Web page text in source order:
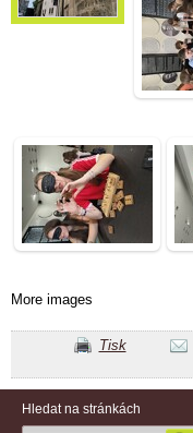
More images
Tisk
Hledat na stránkách